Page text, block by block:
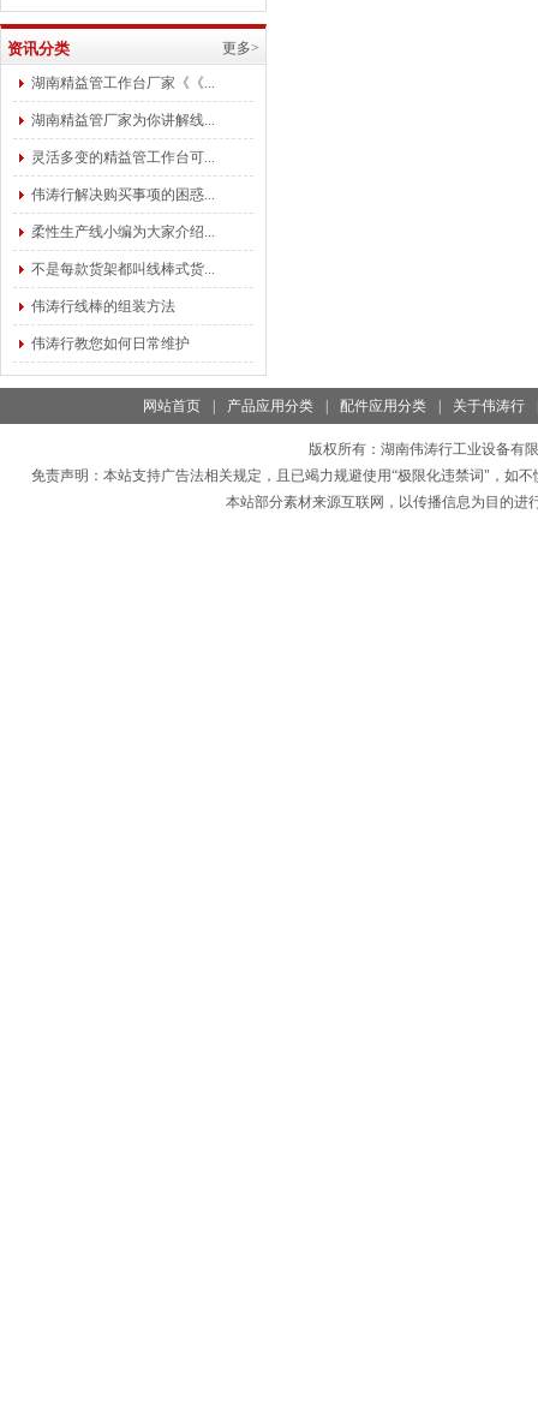
资讯分类 更多>
湖南精益管工作台厂家《《...
湖南精益管厂家为你讲解线...
灵活多变的精益管工作台可...
伟涛行解决购买事项的困惑...
柔性生产线小编为大家介绍...
不是每款货架都叫线棒式货...
伟涛行线棒的组装方法
伟涛行教您如何日常维护
网站首页 产品应用分类 配件应用分类 关于伟涛行
版权所有： 湖南伟涛行工业设备有
免责声明：本站支持广告法相关规定，且已竭力规避使用“极限化违禁词"，如
本站部分素材来源互联网，以传播信息为目的